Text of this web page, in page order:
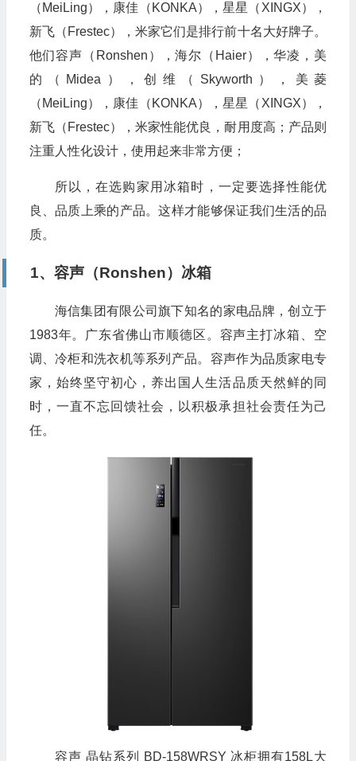
（MeiLing），康佳（KONKA），星星（XINGX），
新飞（Frestec），米家它们是排行前十名大好牌子。
他们容声（Ronshen），海尔（Haier），华凌，美
的（Midea），创维（Skyworth），美菱
（MeiLing），康佳（KONKA），星星（XINGX），
新飞（Frestec），米家性能优良，耐用度高；产品则
注重人性化设计，使用起来非常方便；
所以，在选购家用冰箱时，一定要选择性能优
良、品质上乘的产品。这样才能够保证我们生活的品
质。
1、容声（Ronshen）冰箱
海信集团有限公司旗下知名的家电品牌，创立于
1983年。广东省佛山市顺德区。容声主打冰箱、空
调、冷柜和洗衣机等系列产品。容声作为品质家电专
家，始终坚守初心，养出国人生活品质天然鲜的同
时，一直不忘回馈社会，以积极承担社会责任为己
任。
容声 晶钻系列 BD-158WRSY 冰柜拥有158L大